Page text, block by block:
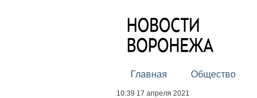
Главная Общество
10:39 17 апреля 2021